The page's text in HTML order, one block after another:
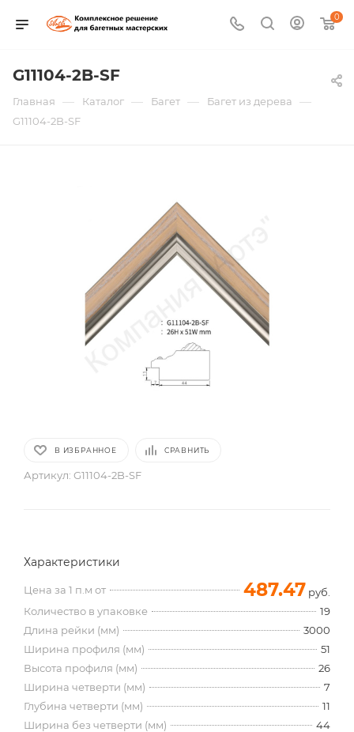
0
G11104-2B-SF
Главная — Каталог — Багет — Багет из дерева —
G11104-2B-SF
В ИЗБРАННОЕ СРАВНИТЬ
Артикул: G11104-2B-SF
Характеристики
Цена за 1 п.м от 487.47 руб.
Количество в упаковке
19
Длина рейки (мм)
3000
Ширина профиля (мм)
51
Высота профиля (мм)
26
Ширина четверти (мм)
7
Глубина четверти (мм)
11
Ширина без четверти (мм)
44